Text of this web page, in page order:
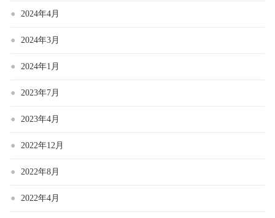
2024年4月
2024年3月
2024年1月
2023年7月
2023年4月
2022年12月
2022年8月
2022年4月